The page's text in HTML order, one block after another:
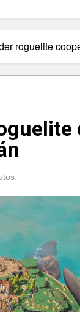
roguelite